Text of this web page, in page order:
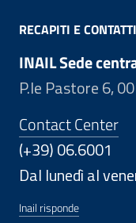
RECAPITI E CONTATTI
INAIL Sede
P.le Pastore 6,
Contact Center
(+39) 06.6001
Dal lunedì al
Inail risponde